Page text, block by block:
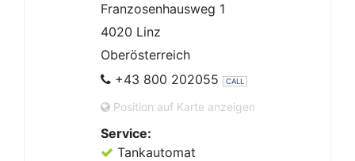
Franzosenhausweg 1
4020 Linz
Oberösterreich
+43 800 202055
CALL
Position auf Karte anzeigen
Service:
Tankautomat